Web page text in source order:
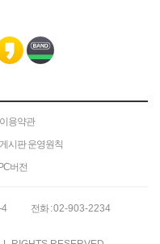
이용약관
게시판 운영원칙
PC버전
4 전화 :02-903-2234